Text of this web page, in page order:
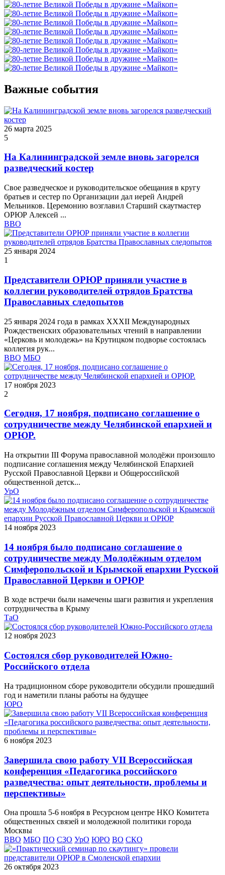
Важные события
26 марта 2025
5
На Калининградской земле вновь загорелся
разведческий костер
Свое разведческое и руководительское обещания в кругу
братьев и сестер по Организации дал иерей Андрей
Мельников. Церемонию возглавил Старший скаутмастер
ОРЮР Алексей ...
ВВО
25 января 2024
1
Представители ОРЮР приняли участие в
коллегии руководителей отрядов Братства
Православных следопытов
25 января 2024 года в рамках XXXII Международных
Рождественских образовательных чтений в направлении
«Церковь и молодежь» на Крутицком подворье состоялась
коллегия рук...
ВВО МБО
17 ноября 2023
2
Сегодня, 17 ноября, подписано соглашение о
сотрудничестве между Челябинской епархией и
ОРЮР.
На открытии III Форума православной молодёжи произошло
подписание соглашения между Челябинской Епархией
Русской Православной Церкви и Общероссийской
общественной детск...
УрО
14 ноября 2023
14 ноября было подписано соглашение о
сотрудничестве между Молодёжным отделом
Симферопольской и Крымской епархии Русской
Православной Церкви и ОРЮР
В ходе встречи были намечены шаги развития и укрепления
сотрудничества в Крыму
ТаО
12 ноября 2023
Состоялся сбор руководителей Южно-
Российского отдела
На традиционном сборе руководители обсудили прошедший
год и наметили планы работы на будущее
ЮРО
6 ноября 2023
Завершила свою работу VII Всероссийская
конференция «Педагогика российского
разведчества: опыт деятельности, проблемы и
перспективы»
Она прошла 5-6 ноября в Ресурсном центре НКО Комитета
общественных связей и молодежной политики города
Москвы
ВВО МБО ПО СЗО УрО ЮРО ВО СКО
26 октября 2023